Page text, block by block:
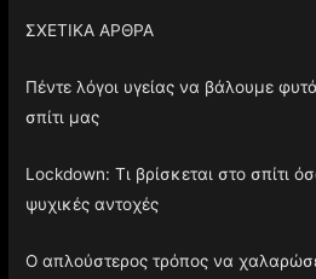
ΣΧΕΤΙΚΑ ΑΡΘΡΑ
Πέντε λόγοι υγείας να βάλουμε
σπίτι μας
Lockdown: Τι βρίσκεται στο σπίτι
ψυχικές αντοχές
Ο απλούστερος τρόπος να